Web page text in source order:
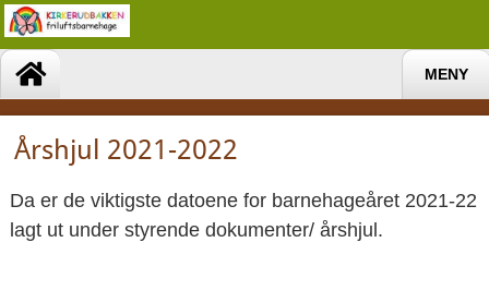
MENY
Årshjul 2021-2022
Da er de viktigste datoene for barnehageåret 2021-22
lagt ut under styrende dokumenter/ årshjul.